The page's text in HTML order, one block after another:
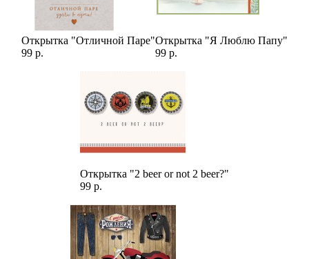
Открытка "Отличной Паре"
99 р.
Открытка "Я Люблю Папу"
99 р.
Открытка "2 beer or not 2 beer?"
99 р.